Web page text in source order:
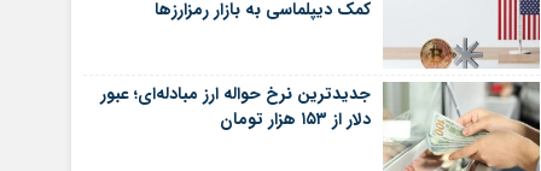
کمک دیپلماسی به بازار رمزارزها
جدیدترین نرخ حواله ارز مبادله‌ای؛ عبور
دلار از ۱۵۳ هزار تومان